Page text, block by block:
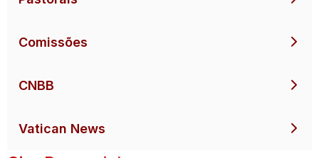
Comissões
CNBB
Vatican News